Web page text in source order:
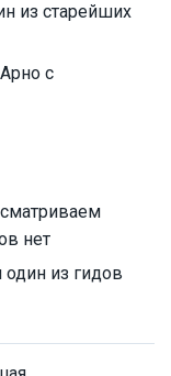
из старейших
с
нет
из гидов